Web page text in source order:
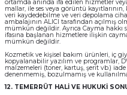
ortamda anında ifa edilen hizmetler
mallar, ile ses veya görüntü
veri kaydedebilme ve veri depolama
ambalajının ALICI tarafından açılmış
mümkün değildir. Ayrıca Cayma hakkı
ifasına başlanan hizmetlere ilişkin
mümkün değildir.
Kozmetik ve kişisel bakım ürünleri, iç
kopyalanabilir yazılım ve programlar,
malzemeleri (toner, kartuş, şerit vb.)
denenmemiş, bozulmamış ve
12. TEMERRÜT HALİ VE HUKUKİ